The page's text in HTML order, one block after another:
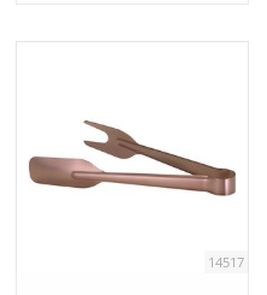
14517